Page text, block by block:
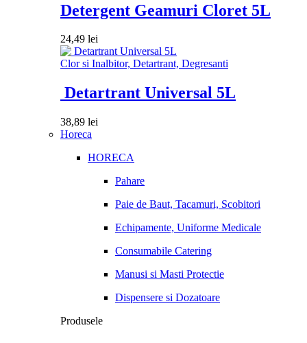
Detergent Geamuri Cloret 5L
24,49 lei
Clor si Inalbitor, Detartrant, Degresanti
Detartrant Universal 5L
38,89 lei
Horeca
HORECA
Pahare
Paie de Baut, Tacamuri, Scobitori
Echipamente, Uniforme Medicale
Consumabile Catering
Manusi si Masti Protectie
Dispensere si Dozatoare
Produsele